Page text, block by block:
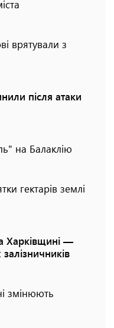
врятували з
після атаки
на Балаклію
гектарів землі
Харківщині —
змінюють